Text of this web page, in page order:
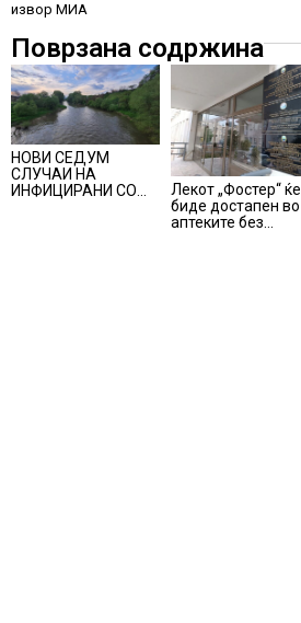
извор МИА
Поврзана содржина
НОВИ СЕДУМ
СЛУЧАИ НА
ИНФИЦИРАНИ СО
Лекот „Фостер“ ќе
биде достапен во
аптеките без